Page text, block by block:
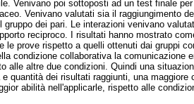
Venivano poi sottoposti ad un test finale
Venivano valutati sia il raggiungimento
dei pari. Le interazioni venivano
reciproco. I risultati hanno mostrato
prove rispetto a quelli ottenuti dai gruppi
condizione collaborativa la comunicazione
alle altre due condizioni. Quindi una
quantità dei risultati raggiunti, una maggiore
abilità nell'applicarle, rispetto alle